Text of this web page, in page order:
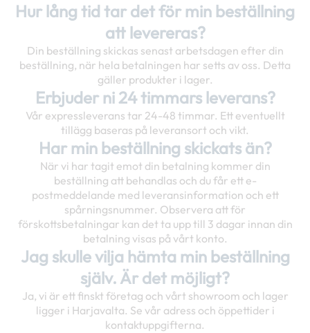
Hur lång tid tar det för min beställning
att levereras?
Din beställning skickas senast arbetsdagen efter din
beställning, när hela betalningen har setts av oss. Detta
gäller produkter i lager.
Erbjuder ni 24 timmars leverans?
Vår expressleverans tar 24-48 timmar. Ett eventuellt
tillägg baseras på leveransort och vikt.
Har min beställning skickats än?
När vi har tagit emot din betalning kommer din
beställning att behandlas och du får ett e-
postmeddelande med leveransinformation och ett
spårningsnummer. Observera att för
förskottsbetalningar kan det ta upp till 3 dagar innan din
betalning visas på vårt konto.
Jag skulle vilja hämta min beställning
själv. Är det möjligt?
Ja, vi är ett finskt företag och vårt showroom och lager
ligger i Harjavalta. Se vår adress och öppettider i
kontaktuppgifterna.